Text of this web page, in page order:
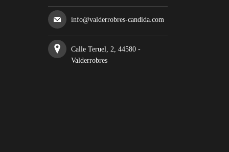
info@valderrobres-candida.com
Calle Teruel, 2, 44580 -
Valderrobres